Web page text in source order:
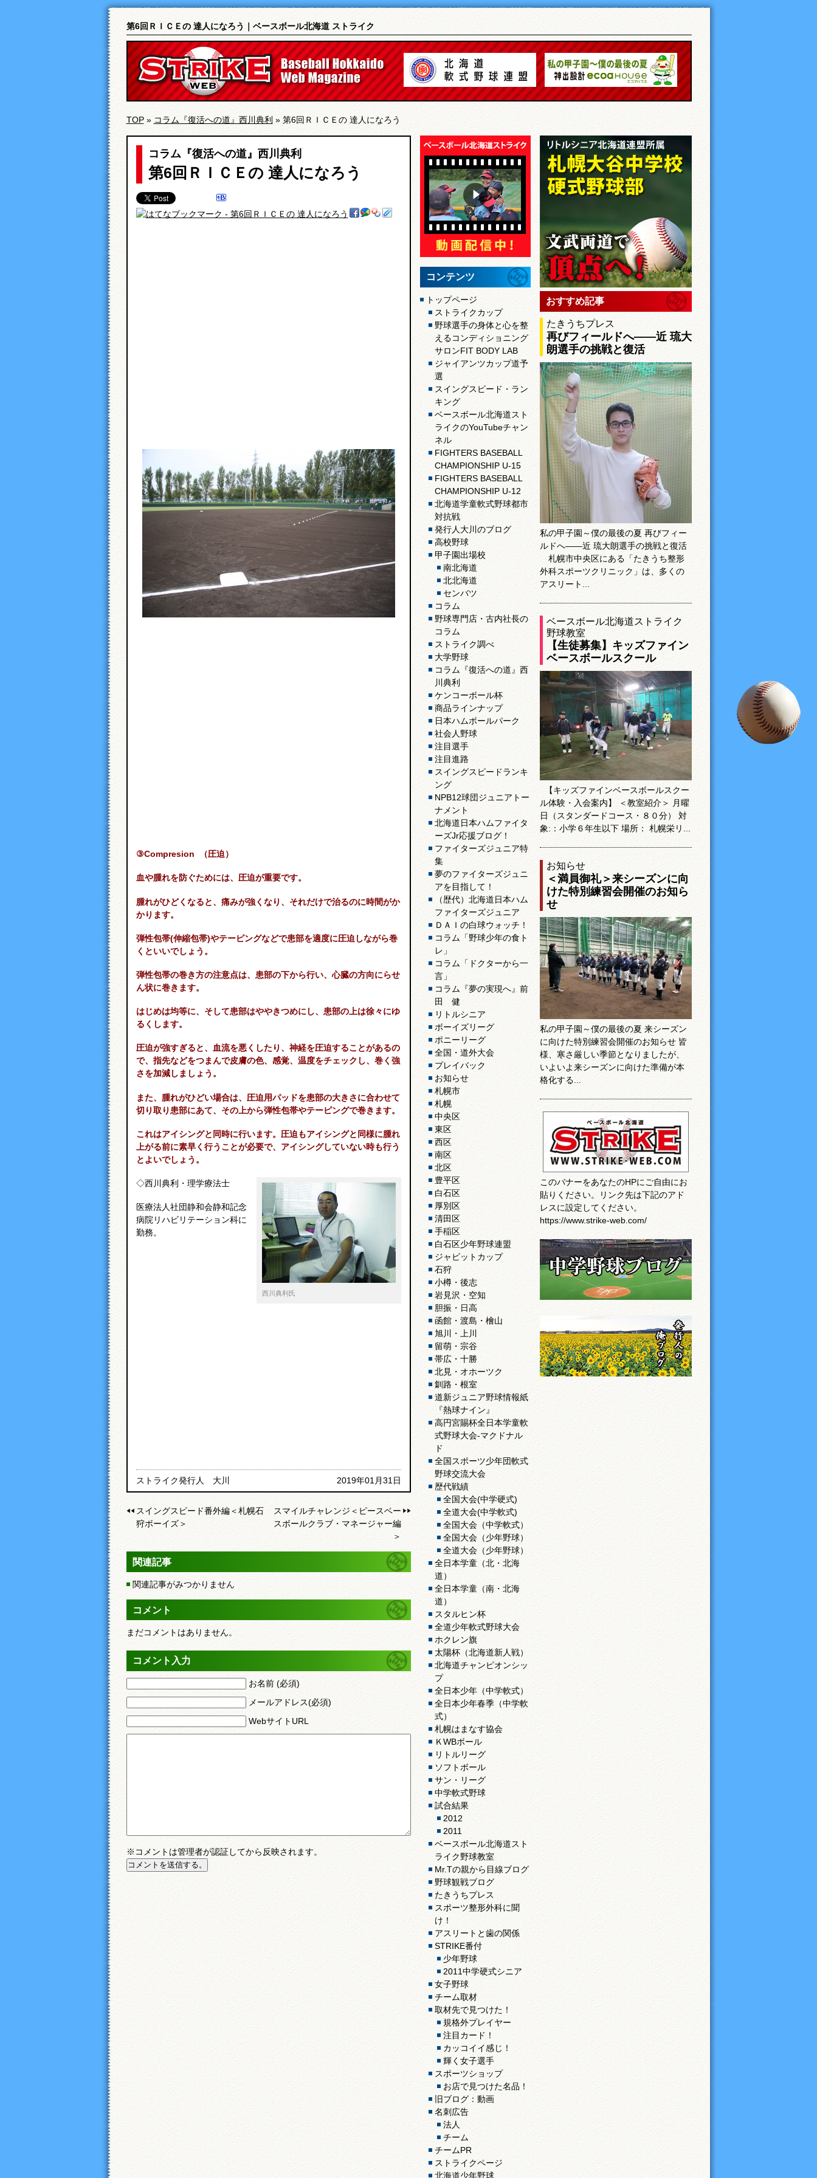
第6回ＲＩＣＥの 達人になろう｜ベースボール北海道 ストライク
TOP » コラム『復活への道』西川典利 » 第6回ＲＩＣＥの 達人になろう
コラム『復活への道』西川典利
第6回ＲＩＣＥの 達人になろう
③Compresion （圧迫）
血や腫れを防ぐためには、圧迫が重要です。
腫れがひどくなると、痛みが強くなり、それだけで治るのに時間がか
かります。
弾性包帯(伸縮包帯)やテーピングなどで患部を適度に圧迫しながら巻
くといいでしょう。
弾性包帯の巻き方の注意点は、患部の下から行い、心臓の方向にらせ
ん状に巻きます。
はじめは均等に、そして患部はややきつめにし、患部の上は徐々にゆ
るくします。
圧迫が強すぎると、血流を悪くしたり、神経を圧迫することがあるの
で、指先などをつまんで皮膚の色、感覚、温度をチェックし、巻く強
さを加減しましょう。
また、腫れがひどい場合は、圧迫用パッドを患部の大きさに合わせて
切り取り患部にあて、その上から弾性包帯やテーピングで巻きます。
これはアイシングと同時に行います。圧迫もアイシングと同様に腫れ
上がる前に素早く行うことが必要で、アイシングしていない時も行う
とよいでしょう。
西川典利氏
◇西川典利・理学療法士
医療法人社団静和会静和記念
病院リハビリテーション科に
勤務。
ストライク発行人 大川 2019年01月31日
スイングスピード番外編＜札幌石
狩ボーイズ＞
スマイルチャレンジ＜ピースベー
スボールクラブ・マネージャー編
＞
関連記事
関連記事がみつかりません
コメント
まだコメントはありません。
コメント入力
お名前 (必須)
メールアドレス(必須)
WebサイトURL
※コメントは管理者が認証してから反映されます。
コンテンツ
トップページ
ストライクカップ
野球選手の身体と心を整
えるコンディショニング
サロンFIT BODY LAB
ジャイアンツカップ道予
選
スイングスピード・ラン
キング
ベースボール北海道スト
ライクのYouTubeチャン
ネル
FIGHTERS BASEBALL
CHAMPIONSHIP U-15
FIGHTERS BASEBALL
CHAMPIONSHIP U-12
北海道学童軟式野球都市
対抗戦
発行人大川のブログ
高校野球
甲子園出場校
南北海道
北北海道
センバツ
コラム
野球専門店・古内社長の
コラム
ストライク調べ
大学野球
コラム『復活への道』西
川典利
ケンコーボール杯
商品ラインナップ
日本ハムボールパーク
社会人野球
注目選手
注目進路
スイングスピードランキ
ング
NPB12球団ジュニアトー
ナメント
北海道日本ハムファイタ
ーズJr応援ブログ！
ファイターズジュニア特
集
夢のファイターズジュニ
アを目指して！
（歴代）北海道日本ハム
ファイターズジュニア
ＤＡＩの白球ウォッチ！
コラム「野球少年の食ト
レ」
コラム「ドクターから一
言」
コラム『夢の実現へ』前
田 健
リトルシニア
ボーイズリーグ
ポニーリーグ
全国・道外大会
プレイバック
お知らせ
札幌市
札幌
中央区
東区
西区
南区
北区
豊平区
白石区
厚別区
清田区
手稲区
白石区少年野球連盟
ジャビットカップ
石狩
小樽・後志
岩見沢・空知
胆振・日高
函館・渡島・檜山
旭川・上川
留萌・宗谷
帯広・十勝
北見・オホーツク
釧路・根室
道新ジュニア野球情報紙
『熱球ナイン』
高円宮賜杯全日本学童軟
式野球大会-マクドナル
ド
全国スポーツ少年団軟式
野球交流大会
歴代戦績
全国大会(中学硬式)
全道大会(中学軟式)
全国大会（中学軟式）
全国大会（少年野球）
全道大会（少年野球）
全日本学童（北・北海
道）
全日本学童（南・北海
道）
スタルヒン杯
全道少年軟式野球大会
ホクレン旗
太陽杯（北海道新人戦）
北海道チャンピオンシッ
プ
全日本少年（中学軟式）
全日本少年春季（中学軟
式）
札幌はまなす協会
ＫWBボール
リトルリーグ
ソフトボール
サン・リーグ
中学軟式野球
試合結果
2012
2011
ベースボール北海道スト
ライク野球教室
Mr.Tの親から目線ブログ
野球観戦ブログ
たきうちプレス
スポーツ整形外科に聞
け！
アスリートと歯の関係
STRIKE番付
少年野球
2011中学硬式シニア
女子野球
チーム取材
取材先で見つけた！
規格外プレイヤー
注目カード！
カッコイイ感じ！
輝く女子選手
スポーツショップ
お店で見つけた名品！
旧ブログ：動画
名刺広告
法人
チーム
チームPR
ストライクページ
北海道少年野球
おすすめ記事
たきうちプレス
再びフィールドへ――近 琉大
朗選手の挑戦と復活
私の甲子園～僕の最後の夏 再びフィー
ルドへ――近 琉大朗選手の挑戦と復活
札幌市中央区にある「たきうち整形
外科スポーツクリニック」は、多くの
アスリート...
ベースボール北海道ストライク
野球教室
【生徒募集】キッズファイン
ベースボールスクール
【キッズファインベースボールスクー
ル体験・入会案内】 ＜教室紹介＞ 月曜
日（スタンダードコース・８０分） 対
象:：小学６年生以下 場所： 札幌栄リ...
お知らせ
＜満員御礼＞来シーズンに向
けた特別練習会開催のお知ら
せ
私の甲子園～僕の最後の夏 来シーズン
に向けた特別練習会開催のお知らせ 皆
様、寒さ厳しい季節となりましたが、
いよいよ来シーズンに向けた準備が本
格化する...
このバナーをあなたのHPにご自由にお
貼りください。リンク先は下記のアド
レスに設定してください。
https://www.strike-web.com/